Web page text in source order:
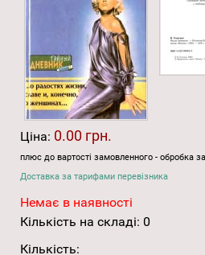
Ціна: 0.00 грн.
плюс до вартості замовленного - обробка
Доставка за тарифами перевізника
Немає в наявності
Кількість на складі: 0
Кількість: